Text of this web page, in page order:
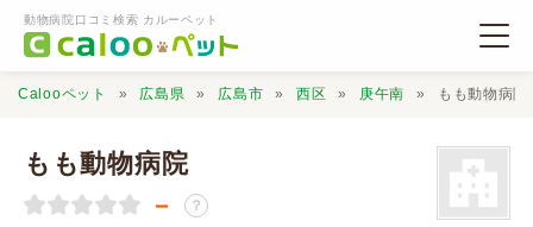
動物病院口コミ検索 カルーペット
Calooペット 広島県 広島市 西区 庚午南 もも動物病院
もも動物病院
－ ？